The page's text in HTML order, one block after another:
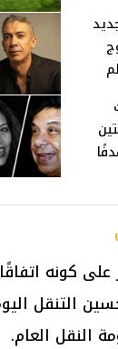
على كونه
التنقل
النقل العام.